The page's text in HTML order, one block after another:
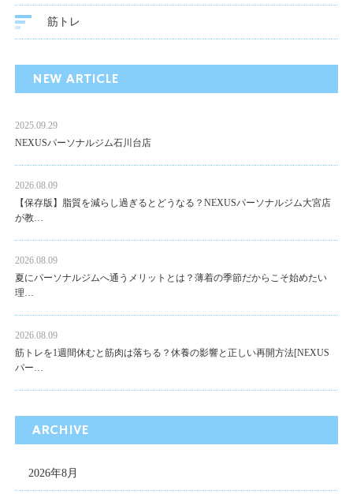
筋トレ
NEW ARTICLE
2025.09.29
NEXUSパーソナルジム石川台店
2026.08.09
【保存版】脂質を減らし過ぎるとどうなる？NEXUSパーソナルジム大宮店
が教…
2026.08.09
夏にパーソナルジムへ通うメリットとは？薄着の季節だからこそ始めたい
理…
2026.08.09
筋トレを1週間休むと筋肉は落ちる？休養の影響と正しい再開方法[NEXUS
パー…
ARCHIVE
2026年8月